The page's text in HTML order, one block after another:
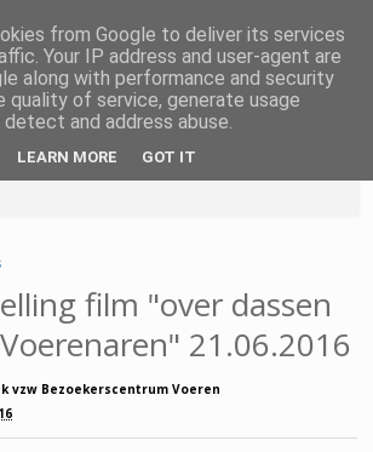
film "over dassen
21.06.2016
vzw Bezoekerscentrum Voeren
from Google to deliver its services
Your IP address and user-agent are
along with performance and security
quality of service, generate usage
and address abuse.
LEARN MORE GOT IT